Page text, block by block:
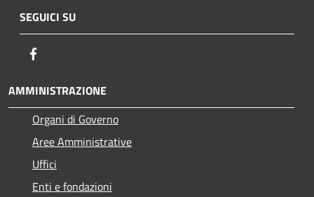
SEGUICI SU
AMMINISTRAZIONE
Organi di Governo
Aree Amministrative
Uffici
Enti e fondazioni